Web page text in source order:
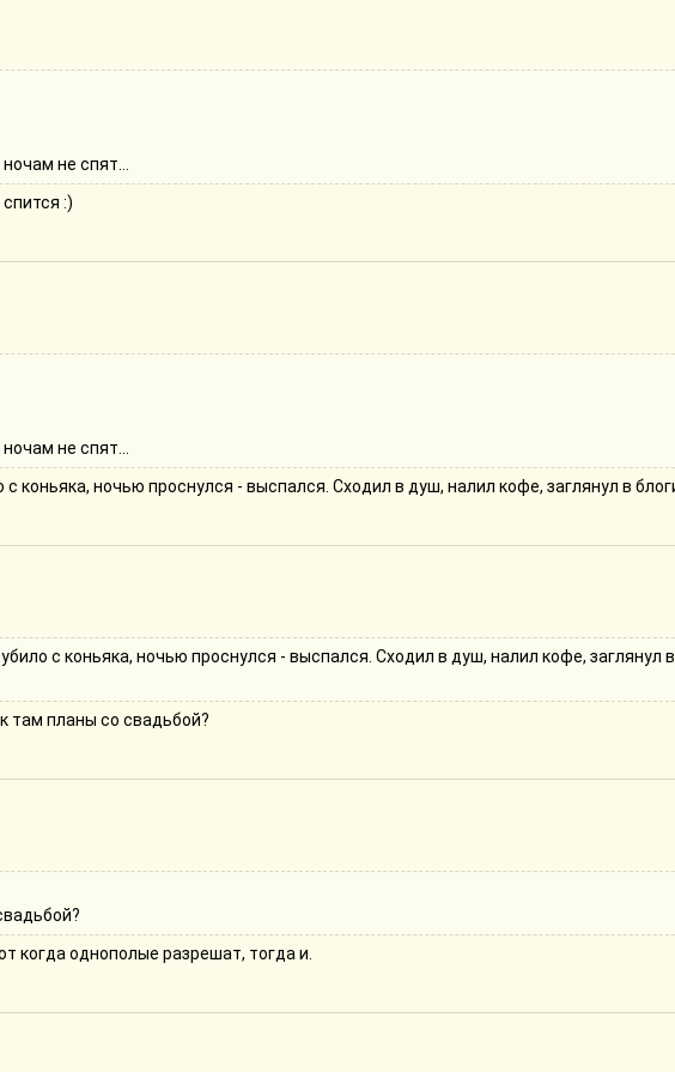
не спят...
:)
не спят...
коньяка, ночью проснулся - выспался. Сходил в душ, налил кофе, заглянул в
с коньяка, ночью проснулся - выспался. Сходил в душ, налил кофе, заглянул в
там планы со свадьбой?
когда однополые разрешат, тогда и.